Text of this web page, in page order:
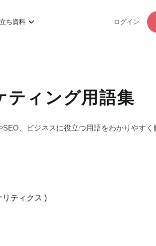
ち資料 ログイン
ティング用語集
、 ビジネスに役立つ用語をわかりやすく
リティクス )